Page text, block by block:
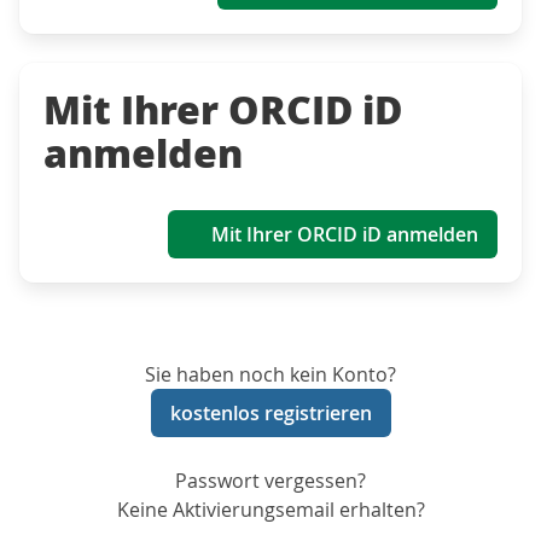
Mit Ihrer ORCID iD
anmelden
Mit Ihrer ORCID iD anmelden
Sie haben noch kein Konto?
kostenlos registrieren
Passwort vergessen?
Keine Aktivierungsemail erhalten?